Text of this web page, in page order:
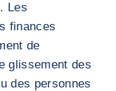
Les
finances
de
glissement des
des personnes